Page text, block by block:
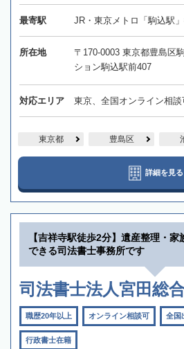
最寄駅 JR・東京メトロ「駒込駅
所在地
〒170-0003 東京都豊島区
ション駒込駅前407
対応エリア 東京、全国オンライン相談
東京都 豊島区
詳細を見る
【吉祥寺駅徒歩2分】遺産整理・
できる司法書士事務所です
司法書士法人宮田総
職歴20年以上 オンライン相談可 全国
行政書士在籍